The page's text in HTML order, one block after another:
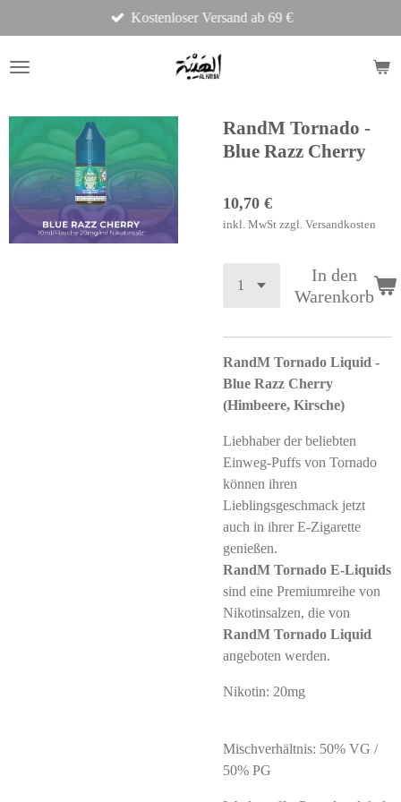
Hauptinhalt
springen
Kostenloser Versand ab 69 €
RandM Tornado -
Blue Razz Cherry
10,70 €
inkl. MwSt zzgl. Versandkosten
In den
Warenkorb
RandM Tornado Liquid -
Blue Razz Cherry
(Himbeere, Kirsche)
Liebhaber der beliebten
Einweg-Puffs von Tornado
können ihren
Lieblingsgeschmack jetzt
auch in ihrer E-Zigarette
genießen.
RandM Tornado E-Liquids
sind eine Premiumreihe von
Nikotinsalzen, die von
RandM Tornado Liquid
angeboten werden.
Nikotin: 20mg
Mischverhältnis: 50% VG /
50% PG